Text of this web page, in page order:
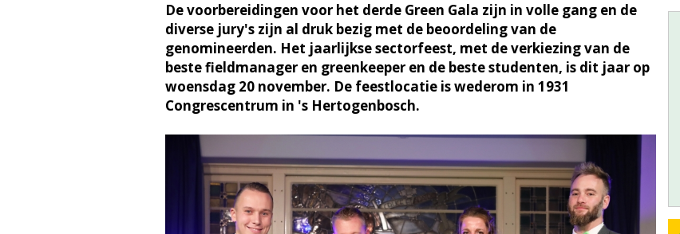
De voorbereidingen voor het derde Green Gala zijn in volle gang en de
diverse jury's zijn al druk bezig met de beoordeling van de
genomineerden. Het jaarlijkse sectorfeest, met de verkiezing van de
beste fieldmanager en greenkeeper en de beste studenten, is dit jaar op
woensdag 20 november. De feestlocatie is wederom in 1931
Congrescentrum in 's Hertogenbosch.